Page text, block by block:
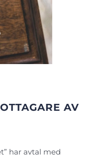
AV
har avtal med